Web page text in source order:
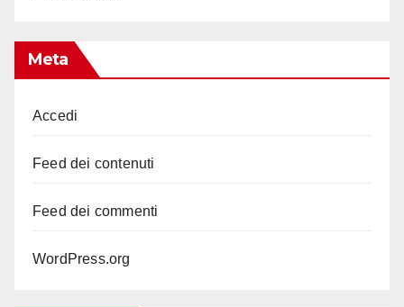
Meta
Accedi
Feed dei contenuti
Feed dei commenti
WordPress.org